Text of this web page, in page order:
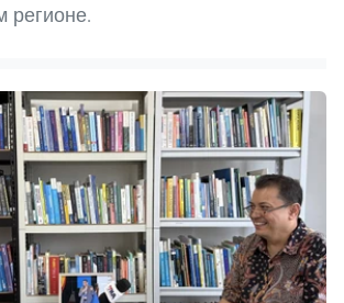
регионе.